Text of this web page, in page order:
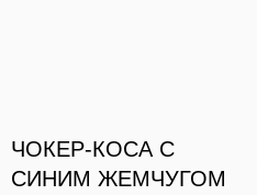
ЧОКЕР-КОСА С
СИНИМ ЖЕМЧУГОМ